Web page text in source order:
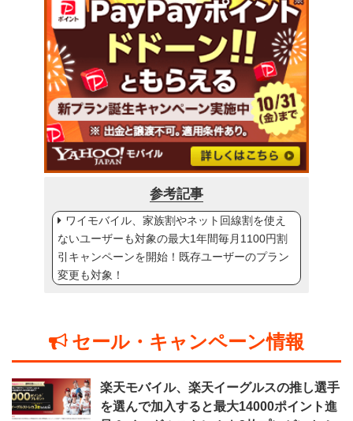
参考記事
ワイモバイル、家族割やネット回線割を使え
ないユーザーも対象の最大1年間毎月1100円割
引キャンペーンを開始！既存ユーザーのプラン
変更も対象！
セール・キャンペーン情報
楽天モバイル、楽天イーグルスの推し選手
を選んで加入すると最大14000ポイント進